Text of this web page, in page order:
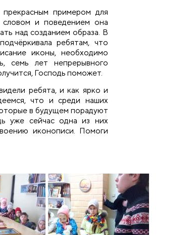
примером для
и поведением она
над созданием образа. В
ребятам, что
иконы, необходимо
семь лет непрерывного
Господь поможет.
ребята, и как ярко и
что и среди наших
в будущем порадуют
уже сейчас одна из них
иконописи. Помоги